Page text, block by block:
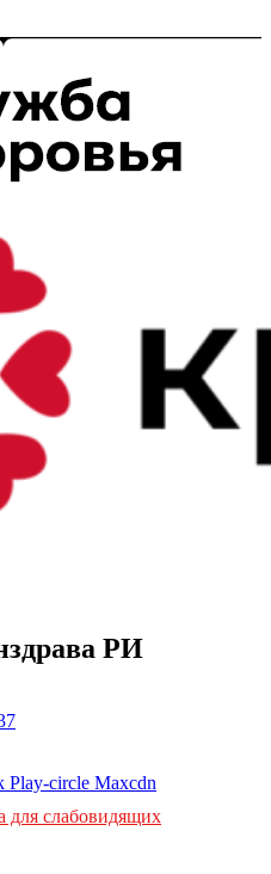
РИ
Play-circle Maxcdn
для слабовидящих